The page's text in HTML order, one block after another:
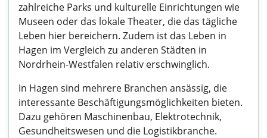
zahlreiche Parks und kulturelle Einrichtungen wie
Museen oder das lokale Theater, die das tägliche
Leben hier bereichern. Zudem ist das Leben in
Hagen im Vergleich zu anderen Städten in
Nordrhein-Westfalen relativ erschwinglich.
In Hagen sind mehrere Branchen ansässig, die
interessante Beschäftigungsmöglichkeiten bieten.
Dazu gehören Maschinenbau, Elektrotechnik,
Gesundheitswesen und die Logistikbranche.